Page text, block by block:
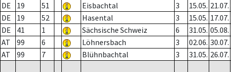
DE
19 51 Eisbachtal 3 15.05. 21.07.
DE
19 52 Hasental 3 15.05. 17.07.
DE
41 1 Sächsische Schweiz 6 31.05. 05.08.
AT
99 6 Löhnersbach 3 02.06. 30.07.
AT
99 7 Blühnbachtal 3 31.05. 26.07.